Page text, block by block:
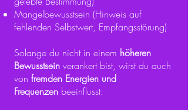
Mangelbewusstsein (Hinweis auf
fehlenden Selbstwert, Empfangsstörung)
Solange du nicht in einem höheren
Bewusstsein verankert bist, wirst du auch
von fremden Energien und
Frequenzen beeinflusst: